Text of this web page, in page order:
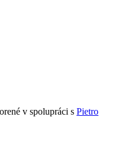
v spolupráci s Pietro